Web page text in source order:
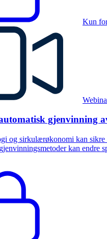
Kun
gjenvinning
og sirkulærøkonomi kan
kan endre